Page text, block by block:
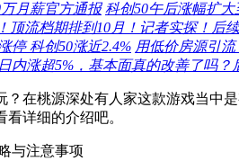
月薪官方通报 科创50午后涨幅扩
顶流档期排到10月！记者实探！后
停 科创50涨近2.4% 用低价房源引
内涨超5%，基本面真的改善了吗？
？在桃源深处有人家这款游戏当中
详细的介绍吧。